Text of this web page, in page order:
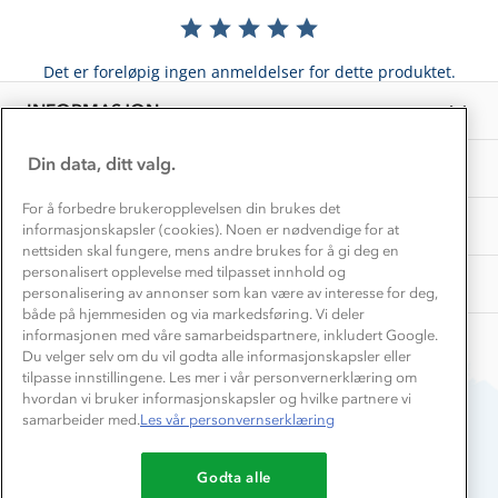
Det er foreløpig ingen anmeldelser for dette produktet.
INFORMASJON
Bedrift, barnehage og SFO
Presse
OM OSS
Samarbeide med oss?
TIPS OG RÅD
Vask og vedlikehold
EL-retur
Store størrelser
Turmat oppskrifter
Beredskap
AKTIVITETER
Få turinspirasjon og tips her⛰
Overnatte utendørs⛺
Leirskole 🥾
Barnehageansatt
Tips til hyttetur
Du betaler enkelt med
Din data, ditt valg.
For å forbedre brukeropplevelsen din brukes det
informasjonskapsler (cookies). Noen er nødvendige for at
nettsiden skal fungere, mens andre brukes for å gi deg en
personalisert opplevelse med tilpasset innhold og
personalisering av annonser som kan være av interesse for deg,
både på hjemmesiden og via markedsføring. Vi deler
informasjonen med våre samarbeidspartnere, inkludert Google.
Du velger selv om du vil godta alle informasjonskapsler eller
tilpasse innstillingene. Les mer i vår personvernerklæring om
hvordan vi bruker informasjonskapsler og hvilke partnere vi
samarbeider med.Les vår personvernserklæring
Godta alle